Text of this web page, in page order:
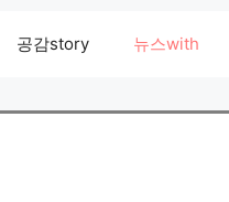
공감story 뉴스with